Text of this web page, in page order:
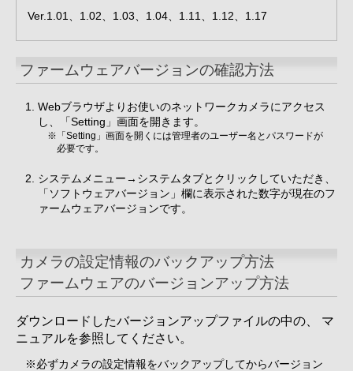
Ver.1.01、1.02、1.03、1.04、1.11、1.12、1.17
ファームウェアバージョンの確認方法
Webブラウザよりお使いのネットワークカメラにアクセス
し、「Setting」画面を開きます。
※「Setting」画面を開くには管理者のユーザー名とパスワードが
必要です。
システムメニュー→システムタブとクリックしていただき、
「ソフトウェアバージョン」欄に表示された数字が現在のフ
ァームウェアバージョンです。
カメラの設定情報のバックアップ方法
ファームウェアのバージョンアップ方法
ダウンロードしたバージョンアップファイルの中の、 マ
ニュアルを参照してください。
※必ずカメラの設定情報をバックアップしてからバージョン